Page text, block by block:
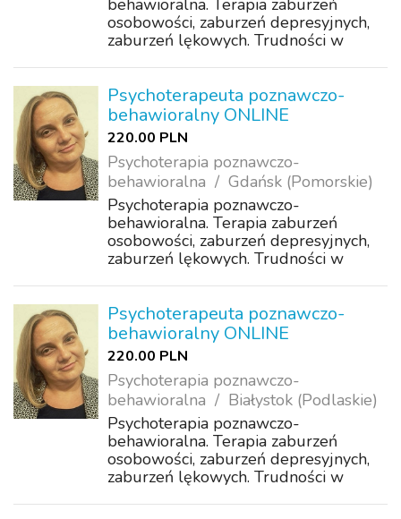
behawioralna. Terapia zaburzeń
osobowości, zaburzeń depresyjnych,
zaburzeń lękowych. Trudności w
koncentracją, motywacją. Wsparcie w
samorozwoju.
Psychoterapeuta poznawczo-
behawioralny ONLINE
220.00 PLN
Psychoterapia poznawczo-
behawioralna
Gdańsk (Pomorskie)
Psychoterapia poznawczo-
behawioralna. Terapia zaburzeń
osobowości, zaburzeń depresyjnych,
zaburzeń lękowych. Trudności w
koncentracją, motywacją. Wsparcie w
samorozwoju.
Psychoterapeuta poznawczo-
behawioralny ONLINE
220.00 PLN
Psychoterapia poznawczo-
behawioralna
Białystok (Podlaskie)
Psychoterapia poznawczo-
behawioralna. Terapia zaburzeń
osobowości, zaburzeń depresyjnych,
zaburzeń lękowych. Trudności w